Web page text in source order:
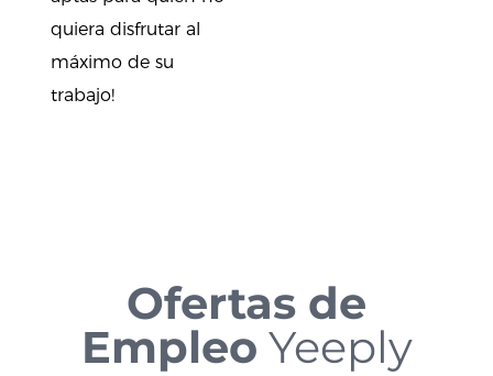
quiera disfrutar al
máximo de su
trabajo!
Ofertas de
Empleo Yeeply